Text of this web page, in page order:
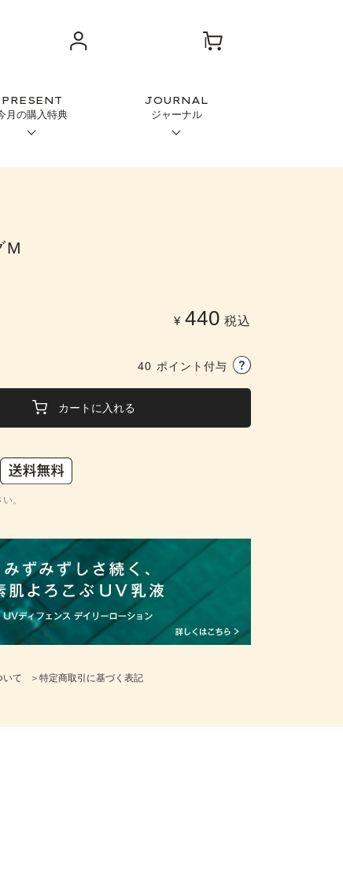
PRESENT
月の購入特典
JOURNAL
ジャーナル
M
¥ 440 税込
40 ポイント付与
カートに入れる
。
いて ＞特定商取引に基づく表記